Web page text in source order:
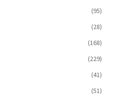
(95)
(28)
(168)
(229)
(41)
(51)